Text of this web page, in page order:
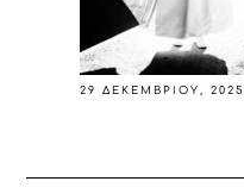
29 ΔΕΚΕΜΒΡΊΟΥ, 2025